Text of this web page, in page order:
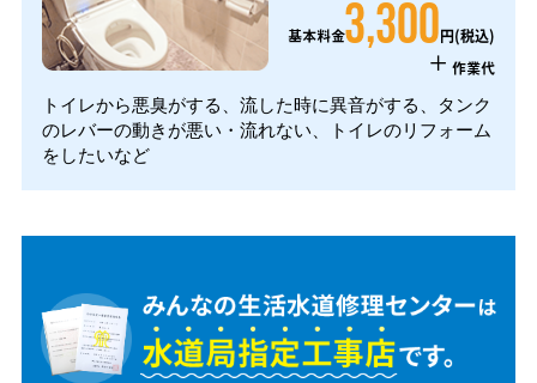
基本料金3,300円(税込)
+ 作業代
トイレから悪臭がする、流した時に異音がする、タンク
のレバーの動きが悪い・流れない、トイレのリフォーム
をしたいなど